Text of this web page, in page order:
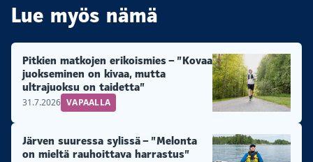
Lue myös nämä
Pitkien matkojen erikoismies – ”Kovaa
juokseminen on kivaa, mutta
ultrajuoksu on taidetta”
31.7.2026 VAPAALLA
Järven suuressa sylissä – ”Melonta
on mieltä rauhoittava harrastus”